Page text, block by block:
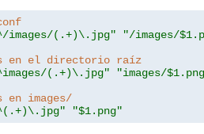
images/(.+)\.jpg"
"/images/
en el directorio raíz
(.+)\.jpg"
"images/
en images/
"$1.png"